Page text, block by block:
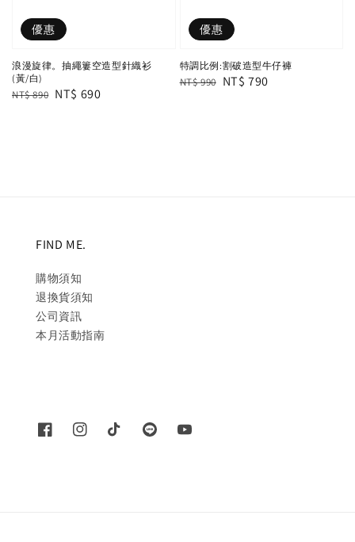
優惠
浪漫旋律。抽繩簍空造型針織衫
(黃/白)
Regular
NT$ 890 Sale
NT$ 690
優惠
特調比例:割破造型牛仔褲
Regular
NT$ 990 Sale
NT$ 790
FIND ME.
購物須知
退換貨須知
公司資訊
本月活動指南